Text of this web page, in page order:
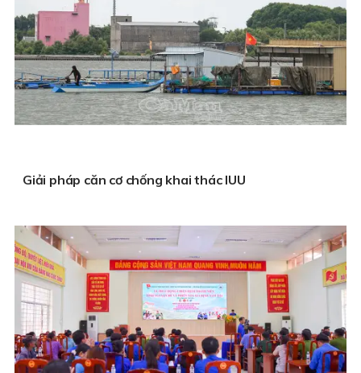
Giải pháp căn cơ chống khai thác IUU